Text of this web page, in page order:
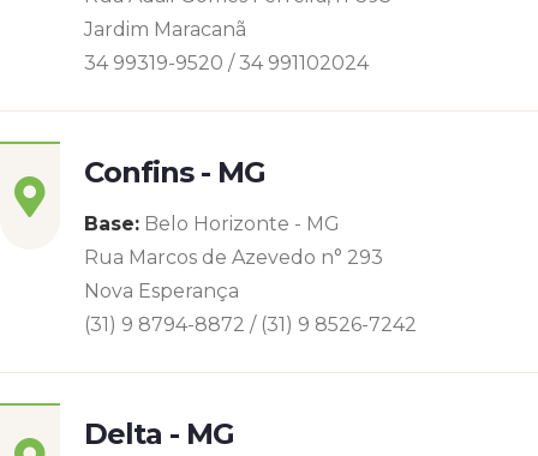
Jardim Maracanã
34 99319-9520 / 34 991102024
Confins - MG
Base: Belo Horizonte - MG
Rua Marcos de Azevedo n° 293
Nova Esperança
(31) 9 8794-8872 / (31) 9 8526-7242
Delta - MG